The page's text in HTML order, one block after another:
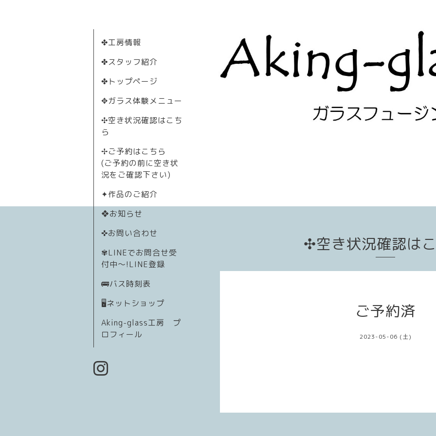
✤工房情報
✤スタッフ紹介
✤トップページ
✥ガラス体験メニュー
✣空き状況確認はこち
ら
✢ご予約はこちら
(ご予約の前に空き状
況をご確認下さい)
✦作品のご紹介
❖お知らせ
✜お問い合わせ
✾LINEでお問合せ受
付中〜!LINE登録
🚌バス時刻表
🖥️ネットショップ
Aking-glass工房 プ
ロフィール
✣空き状況確認は
ご予約済
2023-05-06 (土)